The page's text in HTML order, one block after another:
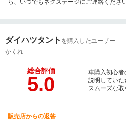
ダイハツタント を購入したユーザー
かくれ
総合評価
5.0
車購入初心
説明していた
スムーズな取
販売店からの返答